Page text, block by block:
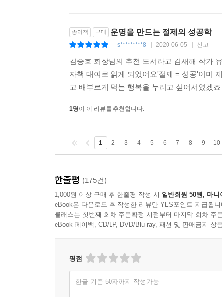
종이책 구매 운명을 만드는 절제의 성공학
s*********8 2020-06-05 신고
김승호 회장님의 추천 도서라고 김새해 작가
자책 대여로 읽게 되었어요'절제 = 성공'이미
고 배부르게 먹는 행복을 누리고 싶어서였겠
1명이 이 리뷰를 추천합니다.
1 2 3 4 5 6 7 8 9 10
한줄평 (175건)
1,000원 이상 구매 후 한줄평 작성 시 일반회원 50원, 마니
eBook은 다운로드 후 작성한 리뷰만 YES포인트 지급됩니
클래스는 첫번째 회차 주문확정 시점부터 마지막 회차 주
eBook 페이백, CD/LP, DVD/Blu-ray, 패션 및 판매금지 상
평점
한글 기준 50자까지 작성가능